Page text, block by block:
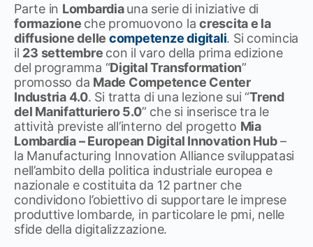
Parte in Lombardiauna serie di iniziative di
formazione che promuovono lacrescita e la
diffusione delle competenze digitali. Si comincia
il 23 settembre con il varo della prima edizione
del programma “Digital Transformation”
promosso da Made Competence Center
Industria 4.0. Si tratta di una lezione sui “Trend
del Manifatturiero 5.0” che si inserisce tra le
attività previste all’interno del progetto Mia
Lombardia – European Digital Innovation Hub–
la Manufacturing Innovation Alliance sviluppatasi
nell’ambito della politica industriale europea e
nazionale e costituita da 12 partner che
condividono l’obiettivo di supportare le imprese
produttive lombarde, in particolare le pmi, nelle
sfide della digitalizzazione.